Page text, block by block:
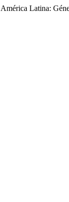
Latina: